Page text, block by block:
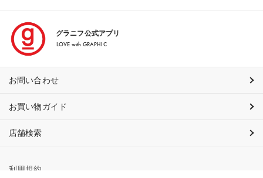
グラニフ公式アプリ
LOVE with GRAPHIC
お問い合わせ
お買い物ガイド
店舗検索
利用規約